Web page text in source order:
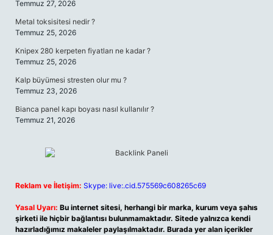
Temmuz 27, 2026
Metal toksisitesi nedir ?
Temmuz 25, 2026
Knipex 280 kerpeten fiyatları ne kadar ?
Temmuz 25, 2026
Kalp büyümesi stresten olur mu ?
Temmuz 23, 2026
Bianca panel kapı boyası nasıl kullanılır ?
Temmuz 21, 2026
Reklam ve İletişim: Skype: live:.cid.575569c608265c69
Yasal Uyarı: Bu internet sitesi, herhangi bir marka, kurum veya şahıs
şirketi ile hiçbir bağlantısı bulunmamaktadır. Sitede yalnızca kendi
hazırladığımız makaleler paylaşılmaktadır. Burada yer alan içerikler